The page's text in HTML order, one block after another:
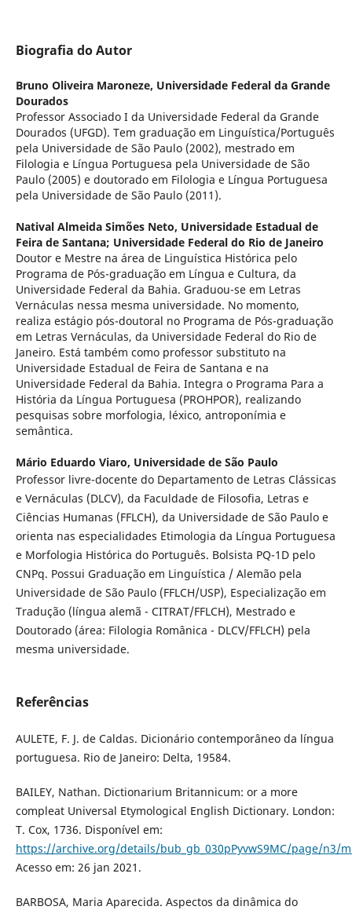
Biografia do Autor
Bruno Oliveira Maroneze, Universidade Federal da Grande
Dourados
Professor Associado I da Universidade Federal da Grande
Dourados (UFGD). Tem graduação em Linguística/Português
pela Universidade de São Paulo (2002), mestrado em
Filologia e Língua Portuguesa pela Universidade de São
Paulo (2005) e doutorado em Filologia e Língua Portuguesa
pela Universidade de São Paulo (2011).
Natival Almeida Simões Neto, Universidade Estadual de
Feira de Santana; Universidade Federal do Rio de Janeiro
Doutor e Mestre na área de Linguística Histórica pelo
Programa de Pós-graduação em Língua e Cultura, da
Universidade Federal da Bahia. Graduou-se em Letras
Vernáculas nessa mesma universidade. No momento,
realiza estágio pós-doutoral no Programa de Pós-graduação
em Letras Vernáculas, da Universidade Federal do Rio de
Janeiro. Está também como professor substituto na
Universidade Estadual de Feira de Santana e na
Universidade Federal da Bahia. Integra o Programa Para a
História da Língua Portuguesa (PROHPOR), realizando
pesquisas sobre morfologia, léxico, antroponímia e
semântica.
Mário Eduardo Viaro, Universidade de São Paulo
Professor livre-docente do Departamento de Letras Clássicas
e Vernáculas (DLCV), da Faculdade de Filosofia, Letras e
Ciências Humanas (FFLCH), da Universidade de São Paulo e
orienta nas especialidades Etimologia da Língua Portuguesa
e Morfologia Histórica do Português. Bolsista PQ-1D pelo
CNPq. Possui Graduação em Linguística / Alemão pela
Universidade de São Paulo (FFLCH/USP), Especialização em
Tradução (língua alemã - CITRAT/FFLCH), Mestrado e
Doutorado (área: Filologia Românica - DLCV/FFLCH) pela
mesma universidade.
Referências
AULETE, F. J. de Caldas. Dicionário contemporâneo da língua
portuguesa. Rio de Janeiro: Delta, 19584.
BAILEY, Nathan. Dictionarium Britannicum: or a more
compleat Universal Etymological English Dictionary. London:
T. Cox, 1736. Disponível em:
https://archive.org/details/bub_gb_030pPyvwS9MC/page/n3/
Acesso em: 26 jan 2021.
BARBOSA, Maria Aparecida. Aspectos da dinâmica do